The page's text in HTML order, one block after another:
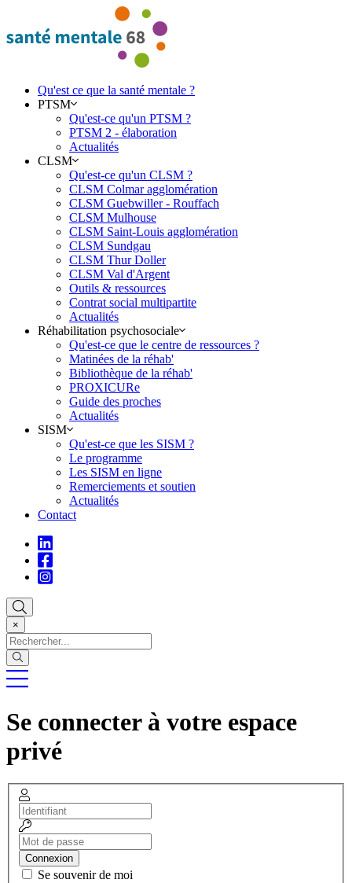
Qu'est ce que la santé mentale ?
PTSM
Qu'est-ce qu'un PTSM ?
PTSM 2 - élaboration
Actualités
CLSM
Qu'est-ce qu'un CLSM ?
CLSM Colmar agglomération
CLSM Guebwiller - Rouffach
CLSM Mulhouse
CLSM Saint-Louis agglomération
CLSM Sundgau
CLSM Thur Doller
CLSM Val d'Argent
Outils & ressources
Contrat social multipartite
Actualités
Réhabilitation psychosociale
Qu'est-ce que le centre de ressources ?
Matinées de la réhab'
Bibliothèque de la réhab'
PROXICURe
Guide des proches
Actualités
SISM
Qu'est-ce que les SISM ?
Le programme
Les SISM en ligne
Remerciements et soutien
Actualités
Contact
×
Se connecter à votre espace
privé
Identifiant
Mot
de
passe
Connexion
Se souvenir de moi